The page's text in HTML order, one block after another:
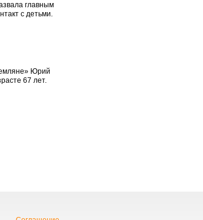
главным
с детьми.
Юрий
67 лет.